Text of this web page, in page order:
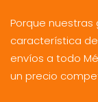
Porque
característica
envíos a todo
un precio